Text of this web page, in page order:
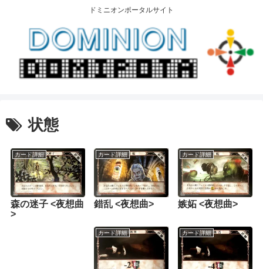
ドミニオンポータルサイト
状態
カード詳細
森の迷子 <夜想曲
>
カード詳細
錯乱 <夜想曲>
カード詳細
嫉妬 <夜想曲>
カード詳細 カード詳細